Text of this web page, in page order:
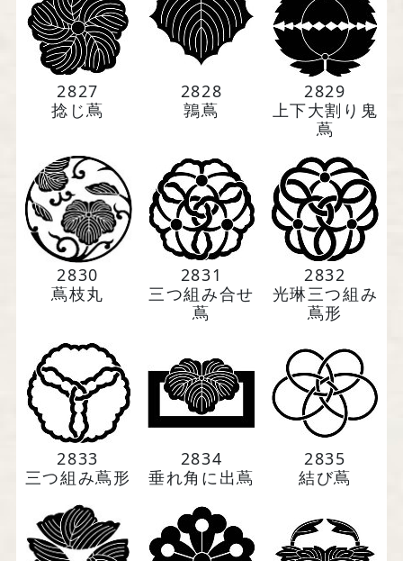
2827
捻じ蔦
2828
鶉蔦
2829
上下大割り鬼
蔦
2830
蔦枝丸
2831
三つ組み合せ
蔦
2832
光琳三つ組み
蔦形
2833
三つ組み蔦形
2834
垂れ角に出蔦
2835
結び蔦